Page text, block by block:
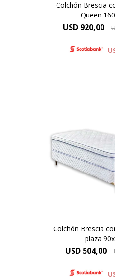
Colchón Brescia
Queen
USD 920,00
EUROPILLOW -
de colchón 24
suma del colchón
Alta
Colchón Brescia
plaza
USD 504,00